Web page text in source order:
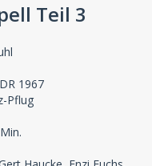
Teil 3
1967
Pflug